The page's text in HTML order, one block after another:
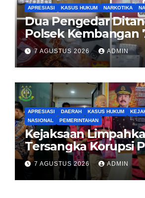
APRESIASI KASUS HUKUM NARKOTIKA
Dua Pengedar
Polsek Kembangan
Obat Keras, Sabu
Puluhan Vape
Diamankan
7 AGUSTUS 2026 ADMIN
APRESIASI DAERAH KASUS HUKUM
NASIONAL
PEMERINTAHAN
Kejaksaan
Tersangka Korupsi
PES dan ISC ke PN
Jakarta Pusat
7 AGUSTUS 2026 ADMIN